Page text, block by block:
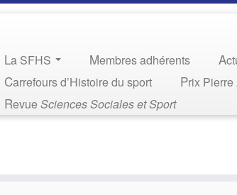
La SFHS Membres adhérents
Carrefours d’Histoire du sport
Prix
RevueSciences Sociales et Sport